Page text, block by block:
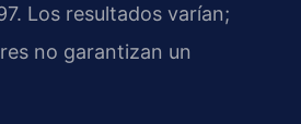
Los resultados varían;
no garantizan un